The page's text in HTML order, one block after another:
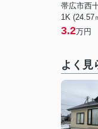
1K (24.57
3.2万円
よく見